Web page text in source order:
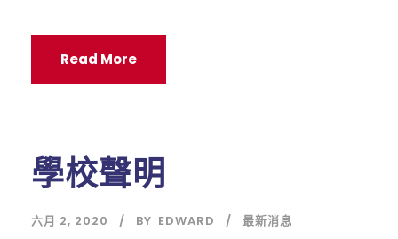
Read More
學校聲明
六月 2, 2020 BY EDWARD 最新消息